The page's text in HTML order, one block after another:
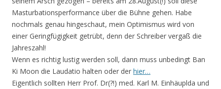
Masturbationsperformance über die Bühne gehen. Habe
nochmals genau hingeschaut, mein Optimismus wird von
einer Geringfügigkeit getrübt, denn der Schreiber vergaß die
Jahreszahl!
Wenn es richtig lustig werden soll, dann muss unbedingt Ban
Ki Moon die Laudatio halten oder der hier…
Eigentlich sollten Herr Prof. Dr(?!) med. Karl M. Einhäuplda und